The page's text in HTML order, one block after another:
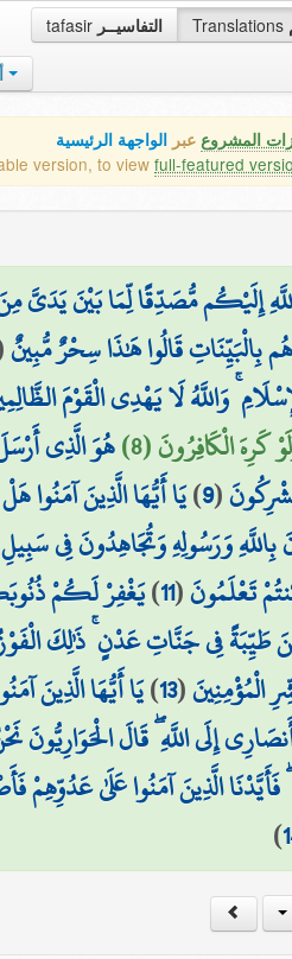
tafasir التفاسيــر Translations
المشروع عبر الواجهة الرئيسية
version, to view full-featured
إِلَيْكُم مُّصَدِّقًا لِّمَا بَيْنَ يَدَيَّ مِنَ
بِالْبَيِّنَاتِ قَالُوا هَٰذَا سِحْرٌ مُّبِينٌ
وَاللَّهُ لَا يَهْدِي الْقَوْمَ
كَرِهَ الْكَافِرُونَ (8) هُوَ الَّذِي
(
9
)يَا أَيُّهَا الَّذِينَ آمَنُوا
بِاللَّهِ وَرَسُولِهِ وَتُجَاهِدُونَ فِي سَبِيلِ
تَعْلَمُونَ(
11
)يَغْفِرْ لَكُمْ
فِي جَنَّاتِ عَدْنٍ ۚ ذَٰلِكَ
الْمُؤْمِنِينَ(
13
)يَا أَيُّهَا الَّذِينَ
إِلَى اللَّهِ ۖ قَالَ الْحَوَارِيُّونَ
الَّذِينَ آمَنُوا عَلَىٰ عَدُوِّهِمْ
)